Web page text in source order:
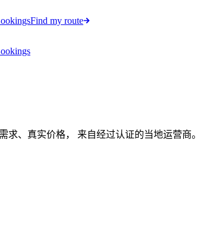
Find my route
、真实价格， 来自经过认证的当地运营商。